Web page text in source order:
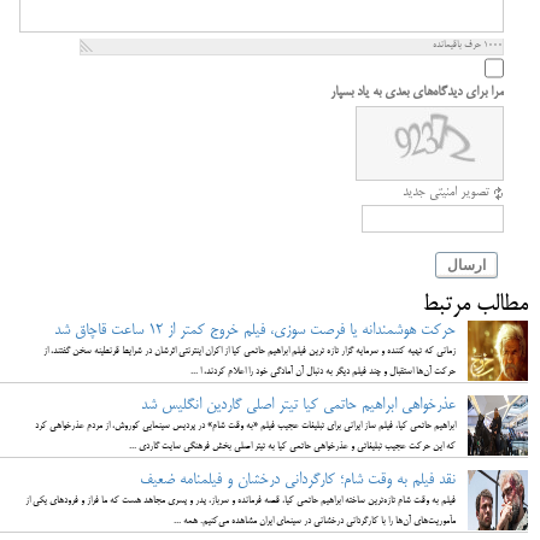
1000 حرف باقیمانده
مرا برای دیدگاه‌های بعدی به یاد بسپار
تصویر امنیتی جدید
ارسال
مطالب مرتبط
حرکت هوشمندانه یا فرصت سوزی، فیلم خروج کمتر از 12 ساعت قاچاق شد
زمانی که تهیه کننده و سرمایه گزار تازه ترین فیلم ابراهیم حاتمی کیا از اکران اینترنتی اثرشان در شرایط قرنطینه سخن گفتند، از
حرکت آن‌ها استقبال و چند فیلم دیگر به دنبال آن آمادگی خود را اعلام کردند، ا ...
عذرخواهی ابراهیم حاتمی کیا تیتر اصلی گاردین انگلیس شد
ابراهیم حاتمی‌ کیا، فیلم ساز ایرانی برای تبلیغات عجیب فیلم «به وقت شام» در پردیس سینمایی کوروش، از مردم عذرخواهی کرد
که این حرکت عجیب تبلیغاتی و عذرخواهی حاتمی کیا به تیتر اصلی بخش فرهنگی سایت گاردی ...
نقد فیلم به وقت شام؛ کارگردانی درخشان و فیلمنامه ضعیف
فیلم به وقت شام تازه‌ترین ساخته ابراهیم حاتمی کیا، قصه فرمانده و سرباز، پدر و پسری مجاهد هست که ما فراز و فرودهای یکی از
مأموریت‌های آن‌ها را با کارگردانی درخشانی در سینمای ایران مشاهده می‌کنیم. همه ...